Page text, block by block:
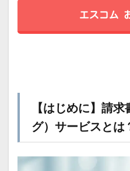
エスコム
【はじめに】請
グ）サービスとは